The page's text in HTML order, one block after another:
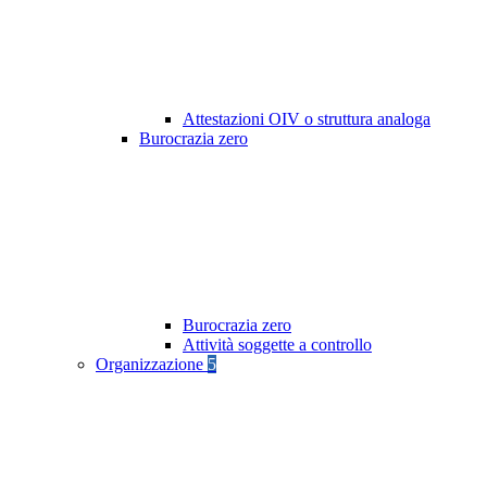
Attestazioni OIV o struttura analoga
Burocrazia zero
Burocrazia zero
Attività soggette a controllo
Organizzazione 5